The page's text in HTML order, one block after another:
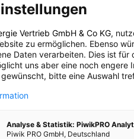
Vertrieb GmbH & Co KG,
zu ermöglichen. Ebenso
Daten verarbeiten. Dies ist
uns aber eine noch engere
gewünscht, bitte eine Auswahl
Analyse & Statistik: PiwikPRO
Piwik PRO GmbH, Deutschland